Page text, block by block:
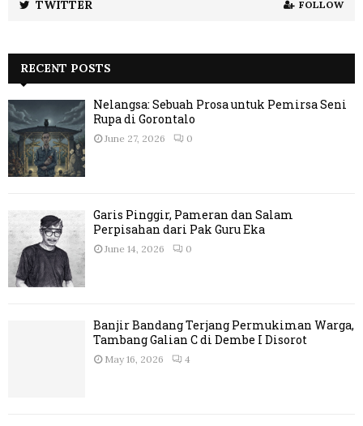
TWITTER FOLLOW
RECENT POSTS
Nelangsa: Sebuah Prosa untuk Pemirsa Seni
Rupa di Gorontalo
June 27, 2026 0
Garis Pinggir, Pameran dan Salam
Perpisahan dari Pak Guru Eka
June 14, 2026 0
Banjir Bandang Terjang Permukiman Warga,
Tambang Galian C di Dembe I Disorot
May 16, 2026 4